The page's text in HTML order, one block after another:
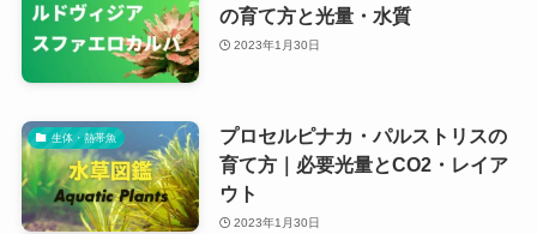
の育て方と光量・水質
2023年1月30日
生体・熱帯魚
プロセルピナカ・パルストリスの
育て方｜必要光量とCO2・レイア
ウト
2023年1月30日